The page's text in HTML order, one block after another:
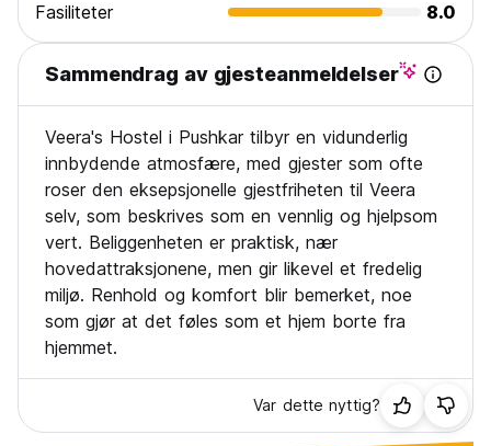
Fasiliteter
8.0
Sammendrag av gjesteanmeldelser
Veera's Hostel i Pushkar tilbyr en vidunderlig
innbydende atmosfære, med gjester som ofte
roser den eksepsjonelle gjestfriheten til Veera
selv, som beskrives som en vennlig og hjelpsom
vert. Beliggenheten er praktisk, nær
hovedattraksjonene, men gir likevel et fredelig
miljø. Renhold og komfort blir bemerket, noe
som gjør at det føles som et hjem borte fra
hjemmet.
Var dette nyttig?